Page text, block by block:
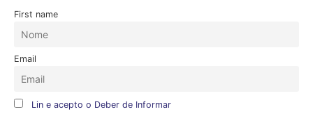
First name
Email
Lin e acepto o Deber de Informar